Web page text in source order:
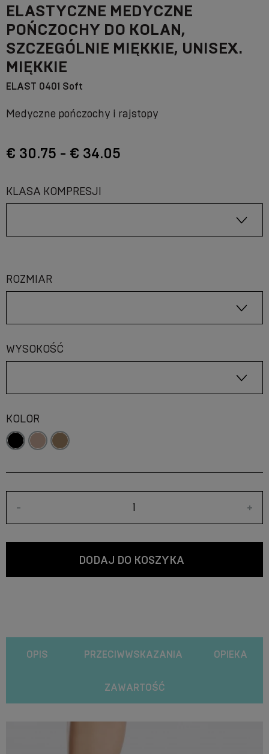
ELASTYCZNE MEDYCZNE
POŃCZOCHY DO KOLAN,
SZCZEGÓLNIE MIĘKKIE, UNISEX.
MIĘKKIE
ELAST 0401 Soft
Medyczne pończochy i rajstopy
€ 30.75 - € 34.05
KLASA KOMPRESJI
ROZMIAR
WYSOKOŚĆ
KOLOR
- +
DODAJ DO KOSZYKA
OPIS PRZECIWWSKAZANIA OPIEKA
ZAWARTOŚĆ